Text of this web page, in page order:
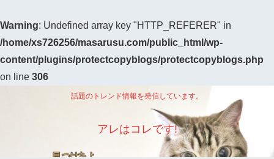
Warning: Undefined array key "HTTP_REFERER" in
/home/xs726256/masarusu.com/public_html/wp-
content/plugins/protectcopyblogs/protectcopyblogs.php
on line 306
話題のトレンド情報を発信しています。
アレはコレです!